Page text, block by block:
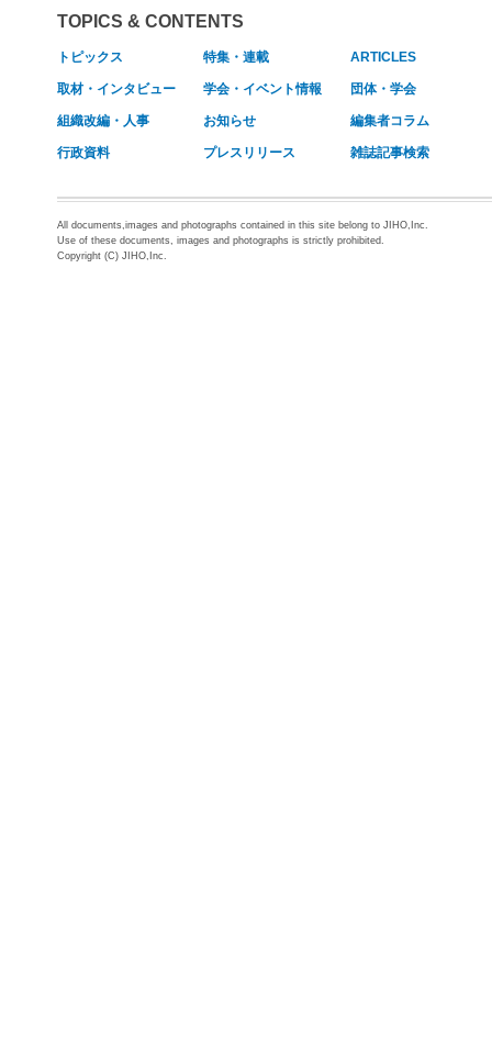
TOPICS & CONTENTS
トピックス 特集・連載 ARTICLES
取材・インタビュー 学会・イベント情報 団体・学会
組織改編・人事 お知らせ 編集者コラム
行政資料 プレスリリース 雑誌記事検索
All documents,images and photographs contained in this site belong to JIHO,Inc.
Use of these documents, images and photographs is strictly prohibited.
Copyright (C) JIHO,Inc.